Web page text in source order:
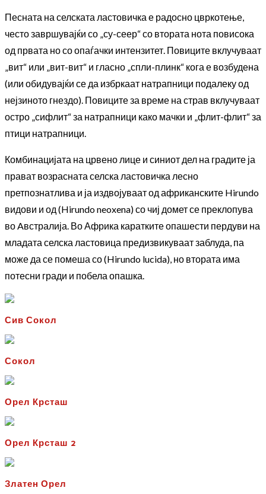
Песната на селската ластовичка е радосно цвркотење,
често завршувајќи со „су-сеер“ со втората нота повисока
од првата но со опаѓачки интензитет. Повиците вклучуваат
„вит“ или „вит-вит“ и гласно „спли-плинк“ кога е возбудена
(или обидувајќи се да избркаат натрапници подалеку од
нејзиното гнездо). Повиците за време на страв вклучуваат
остро „сифлит“ за натрапници како мачки и „флит-флит“ за
птици натрапници.
Комбинацијата на црвено лице и синиот дел на градите ја
прават возрасната селска ластовичка лесно
претпознатлива и ја издвојуваат од африканските Hirundo
видови и од (Hirundo neoxena) со чиј домет се преклопува
во Aвстралија. Во Африка каратките опашести пердуви на
младата селска ластовица предизвикуваат заблуда, па
може да се помеша со (Hirundo lucida), но втората има
потесни гради и побела опашка.
Сив Сокол
Сокол
Орел Крсташ
Орел Крсташ 2
Златен Орел